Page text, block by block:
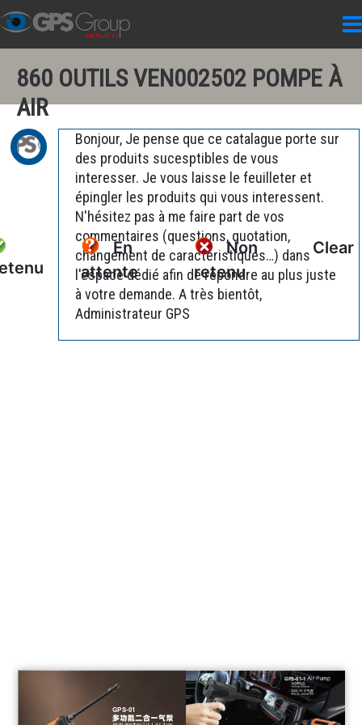
860 OUTILS VEN002502 POMPE À
AIR
En
attente
Non
retenu
Clear
Bonjour, Je pense que ce catalague porte sur
des produits sucesptibles de vous
interesser. Je vous laisse le feuilleter et
épingler les produits qui vous interessent.
N'hésitez pas à me faire part de vos
commentaires (questions, quotation,
changement de caractéristiques…) dans
l'espace dédié afin de répondre au plus juste
à votre demande. A très bientôt,
Administrateur GPS